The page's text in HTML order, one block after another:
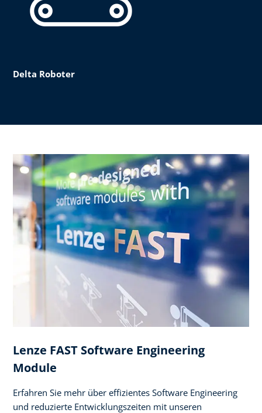
Delta Roboter​
Lenze FAST Software Engineering
Module
Erfahren Sie mehr über effizientes Software Engineering
und reduzierte Entwicklungszeiten mit unseren